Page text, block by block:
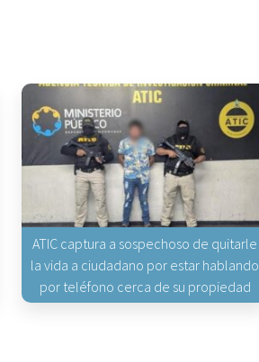
ATIC captura a sospechoso de quitarle
la vida a ciudadano por estar hablando
por teléfono cerca de su propiedad